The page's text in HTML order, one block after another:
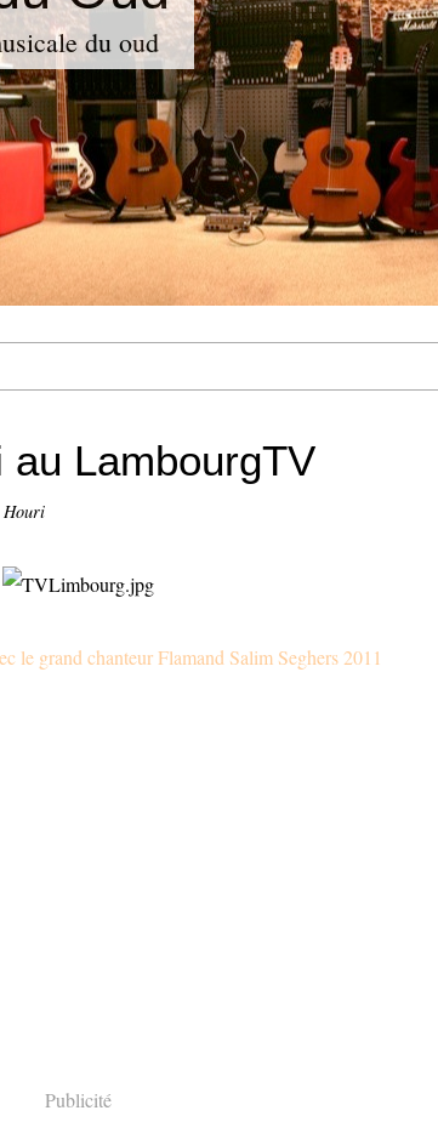
du oud
LambourgTV
Houri
le grand chanteur Flamand Salim Seghers 2011
Publicité